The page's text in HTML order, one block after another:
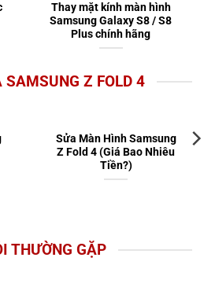
Thay mặt kính màn hình
Samsung Galaxy S8 / S8
Plus chính hãng
SAMSUNG Z FOLD 4
Sửa Màn Hình Samsung
Z Fold 4 (Giá Bao Nhiêu
Tiền?)
THƯỜNG GẶP